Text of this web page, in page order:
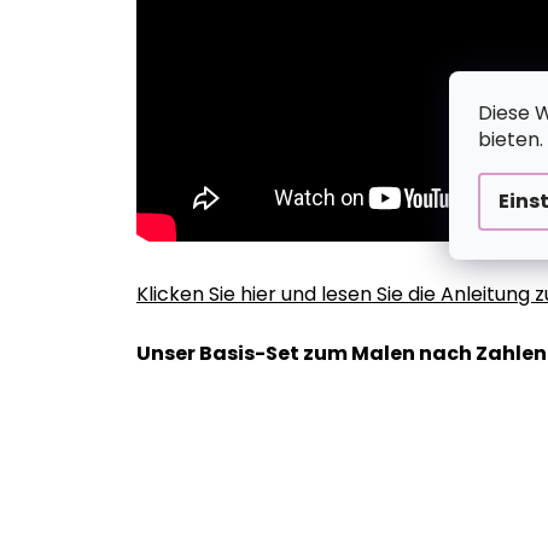
Diese
bieten.
Klicken Sie hier und lesen Sie die Anleitung
Unser Basis-Set zum Malen nach